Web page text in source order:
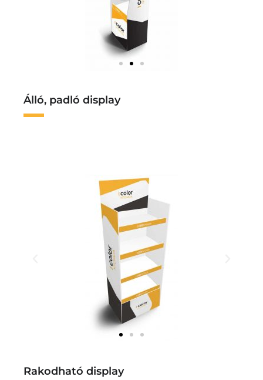
Álló, padló display
Rakodható display